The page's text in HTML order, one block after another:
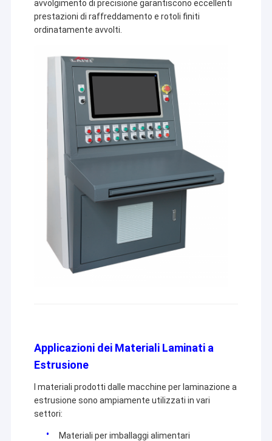
avvolgimento di precisione garantiscono eccellenti
prestazioni di raffreddamento e rotoli finiti
ordinatamente avvolti.
Applicazioni dei Materiali Laminati a
Estrusione
I materiali prodotti dalle macchine per laminazione a
estrusione sono ampiamente utilizzati in vari
settori:
Materiali per imballaggi alimentari